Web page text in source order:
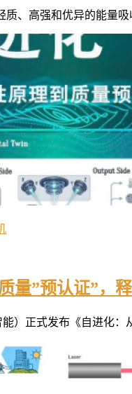
质、高强和优异的能量
量”预认证”，
能）正式发布《自进化